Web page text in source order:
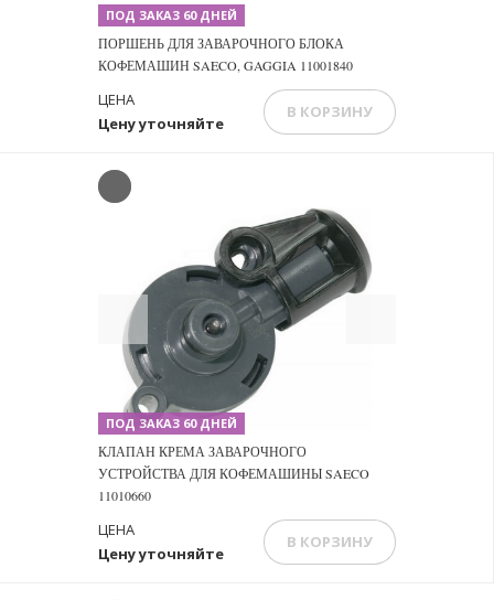
ПОД ЗАКАЗ 60 ДНЕЙ
ПОРШЕНЬ ДЛЯ ЗАВАРОЧНОГО БЛОКА
КОФЕМАШИН SAECO, GAGGIA 11001840
Цену уточняйте
ЦЕНА
В КОРЗИНУ
Previous
ПОД ЗАКАЗ 60 ДНЕЙ
КЛАПАН КРЕМА ЗАВАРОЧНОГО
УСТРОЙСТВА ДЛЯ КОФЕМАШИНЫ SAECO
11010660
Цену уточняйте
ЦЕНА
В КОРЗИНУ